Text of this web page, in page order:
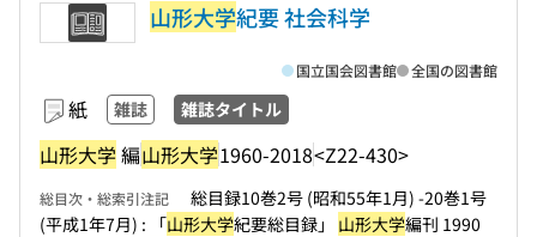
山形大学紀要 社会科学
紙 雑誌 雑誌タイトル
山形大学 編山形大学1960-2018<Z22-430>
国立国会図書館 全国の図書館
総目次・総索引注記
総目録10巻2号 (昭和55年1月) -20巻1号
(平成1年7月) : 「山形大学紀要総目録」 山形大学編刊 1990